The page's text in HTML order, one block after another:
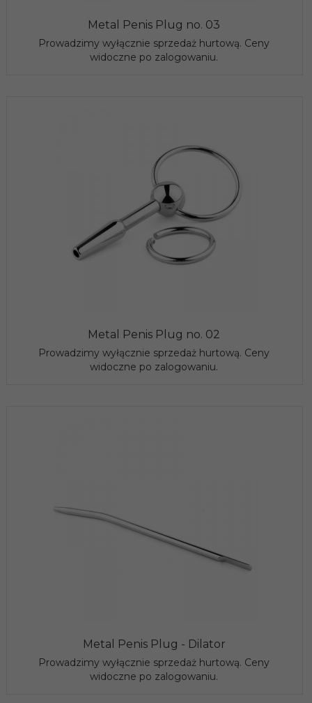
Metal Penis Plug no. 03
Prowadzimy wyłącznie sprzedaż hurtową. Ceny
widoczne po zalogowaniu.
Metal Penis Plug no. 02
Prowadzimy wyłącznie sprzedaż hurtową. Ceny
widoczne po zalogowaniu.
Metal Penis Plug - Dilator
Prowadzimy wyłącznie sprzedaż hurtową. Ceny
widoczne po zalogowaniu.